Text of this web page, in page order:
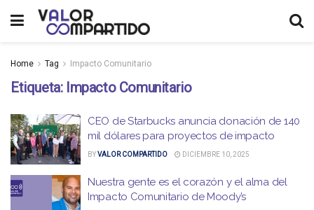
Home Tag Impacto Comunitario
Etiqueta: Impacto Comunitario
CEO de Starbucks anuncia donación de 140
mil dólares para proyectos de impacto
BYVALOR COMPARTIDO DICIEMBRE 10, 2025
Nuestra gente es el corazón y el alma del
Impacto Comunitario de Moody’s